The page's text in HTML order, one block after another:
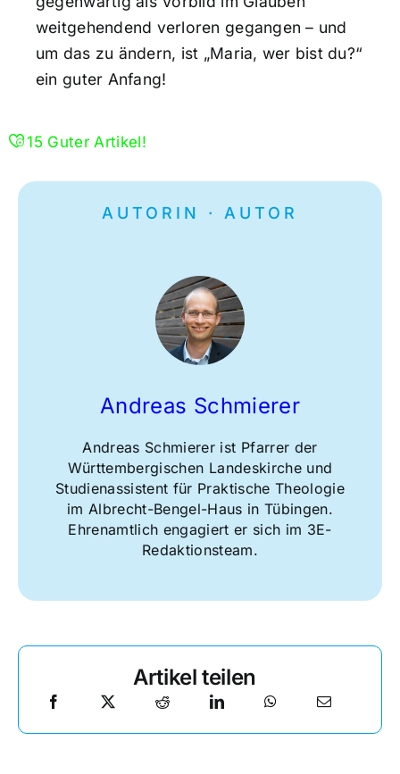
weitgehendend verloren gegangen – und
um das zu ändern, ist „Maria, wer bist du?“
ein guter Anfang!
15 Guter Artikel!
AUTORIN · AUTOR
Andreas Schmierer
Andreas Schmierer ist Pfarrer der
Württembergischen Landeskirche und
Studienassistent für Praktische Theologie
im Albrecht-Bengel-Haus in Tübingen.
Ehrenamtlich engagiert er sich im 3E-
Redaktionsteam.
Artikel teilen